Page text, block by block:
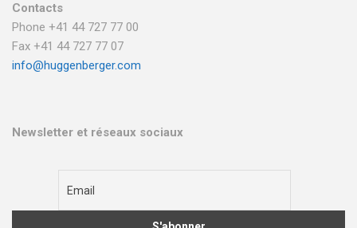
Contacts
Phone +41 44 727 77 00
Fax +41 44 727 77 07
info@huggenberger.com
Newsletter et réseaux sociaux